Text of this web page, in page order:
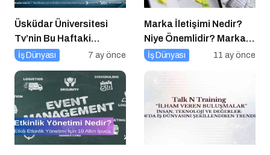
Üsküdar Üniversitesi
Tv’nin Bu Haftaki
Konuğu Mürsel Ferhat
İş Dünyası 7 ay önce
Marka İletişimi Nedir?
Niye Önemlidir? Marka
İletişimi Nasıl Yapılır?
İş Dünyası 11 ay önce